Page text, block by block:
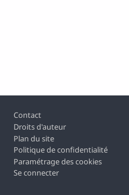
Pied de page
Contact
Droits d'auteur
Plan du site
Politique de confidentialité
Paramétrage des cookies
Se connecter